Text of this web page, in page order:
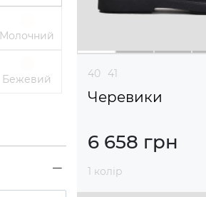
Молочний
Бежевий 40 41
Черевики
6 658 грн
1 колір